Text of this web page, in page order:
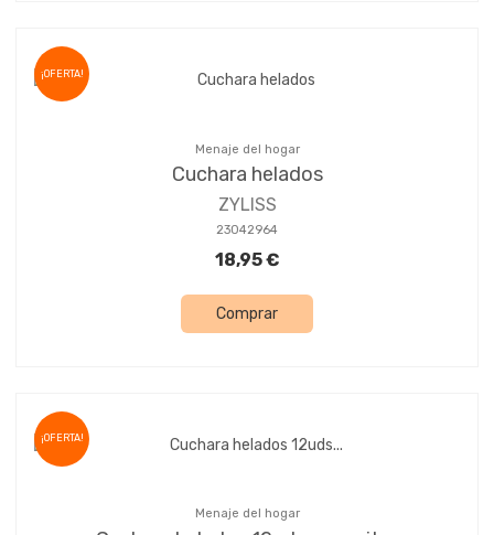
¡OFERTA!
Menaje del hogar
Cuchara helados
ZYLISS
23042964
18,95 €
Comprar
¡OFERTA!
Menaje del hogar